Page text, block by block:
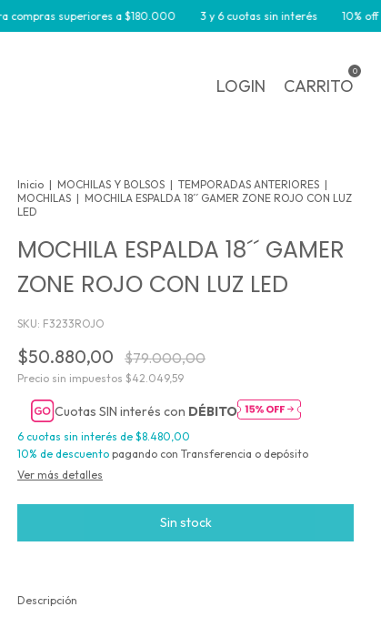
superiores a $180.000 3 y 6 cuotas sin interés 10% off por
LOGIN CARRITO
0
Inicio | MOCHILAS Y BOLSOS | TEMPORADAS ANTERIORES |
MOCHILAS | MOCHILA ESPALDA 18´´ GAMER ZONE ROJO CON LUZ
LED
MOCHILA ESPALDA 18´´ GAMER
ZONE ROJO CON LUZ LED
SKU: F3233ROJO
$50.880,00 $79.000,00
Precio sin impuestos $42.049,59
Cuotas SIN interés con DÉBITO
6 cuotas sin interés de $8.480,00
10% de descuento pagando con Transferencia o depósito
Ver más detalles
Descripción